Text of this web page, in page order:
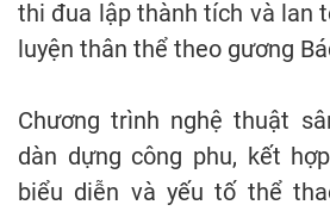
thi đua lập thành tích và lan
luyện thân thể theo gương
Chương trình nghệ thuật
dàn dựng công phu, kết
biểu diễn và yếu tố thể